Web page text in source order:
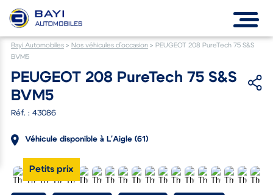
Bayi Automobiles> Nos véhicules d’occasion> PEUGEOT 208 PureTech 75 S&S
BVM5
PEUGEOT 208 PureTech 75 S&S
BVM5
Réf. : 43086
Véhicule disponible à L'Aigle (61)
Petits prix